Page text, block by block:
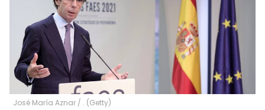
José María Aznar / . (Getty)